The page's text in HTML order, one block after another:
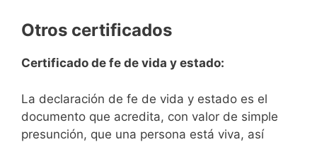
Otros certificados
Certificado de fe de vida y estado:
La declaración de fe de vida y estado es el
documento que acredita, con valor de simple
presunción, que una persona está viva, así